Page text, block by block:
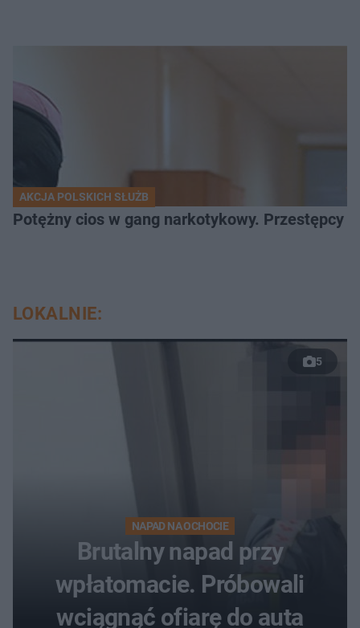
AKCJA POLSKICH SŁUŻB
Potężny cios w gang narkotykowy. Przestępcy
LOKALNIE:
5
NAPAD NA OCHOCIE
Brutalny napad przy
wpłatomacie. Próbowali
wciągnąć ofiarę do auta